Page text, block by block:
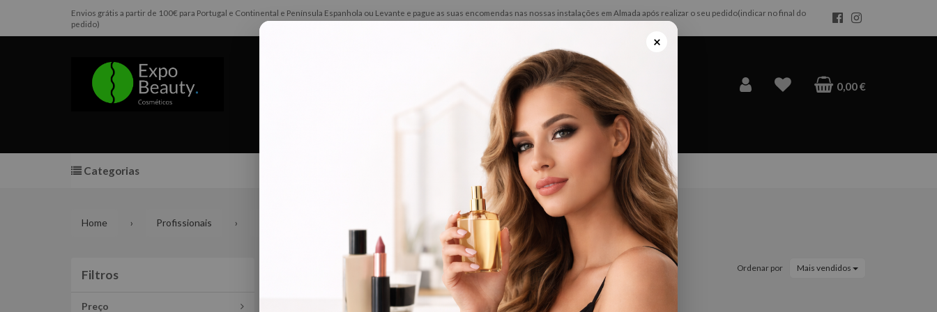
Envios grátis a partir de 100€ para Portugal e Continental e Península Espanhola ou Levante e pague as suas encomendas nas nossas instalações em Almada após realizar o seu pedido(indicar no final do
pedido)
0,00 €
Barbeiro Perfumes
Categorias
Home Profissionais Alicates e empurra cuticulas
Filtros
Preço
Alicates e empurra cuticulas Ordenar por Mais vendidos
×